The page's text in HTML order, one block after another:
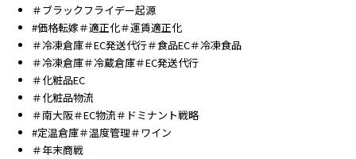
＃ブラックフライデー起源
#価格転嫁＃適正化＃運賃適正化
＃冷凍倉庫＃EC発送代行＃食品EC＃冷凍食品
＃冷凍倉庫＃冷蔵倉庫＃EC発送代行
＃化粧品EC
＃化粧品物流
＃南大阪＃EC物流＃ドミナント戦略
#定温倉庫＃温度管理＃ワイン
＃年末商戦